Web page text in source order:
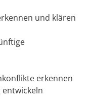
und klären
erkennen
entwickeln